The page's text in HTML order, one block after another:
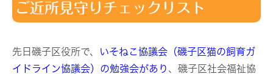
ご近所見守りチェックリスト
先日磯子区役所で、
いそねこ協議会（磯子区猫の飼育ガ
イドライン協議会）の勉強会があり 、磯子区社会福祉協